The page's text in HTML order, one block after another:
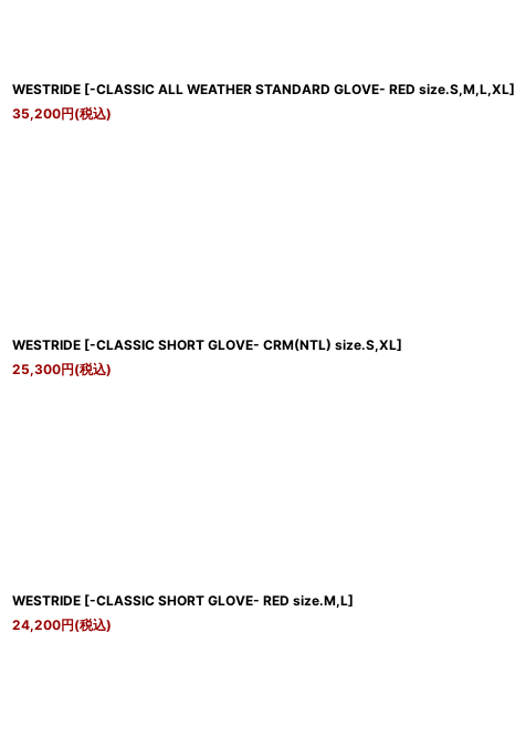
WESTRIDE [-CLASSIC ALL WEATHER STANDARD GLOVE- RED size.S,M,L,XL]
35,200円(税込)
WESTRIDE [-CLASSIC SHORT GLOVE- CRM(NTL) size.S,XL]
25,300円(税込)
WESTRIDE [-CLASSIC SHORT GLOVE- RED size.M,L]
24,200円(税込)